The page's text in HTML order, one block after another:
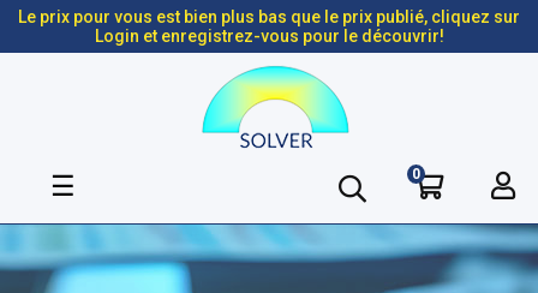
Le prix pour vous est bien plus bas que le prix publié, cliquez sur
Login et enregistrez-vous pour le découvrir!
Basculer
navigation
☰ 0